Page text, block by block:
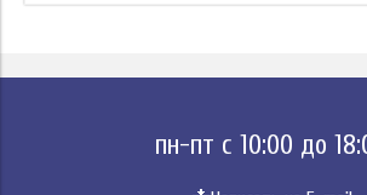
пн-пт с 10:00 до